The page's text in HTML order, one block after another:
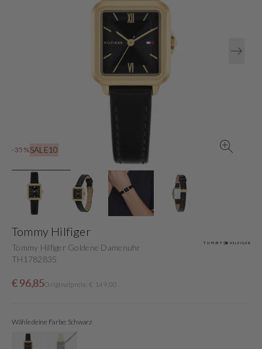
-35%SALE10
Öffnen
Sie
Medien
Tommy Hilfiger
Tommy Hilfiger Goldene Damenuhr
TH1782835
Verkaufspreis
€ 96,85
NormalerOriginalpreis: € 149,00
Wähle deine Farbe: Schwarz